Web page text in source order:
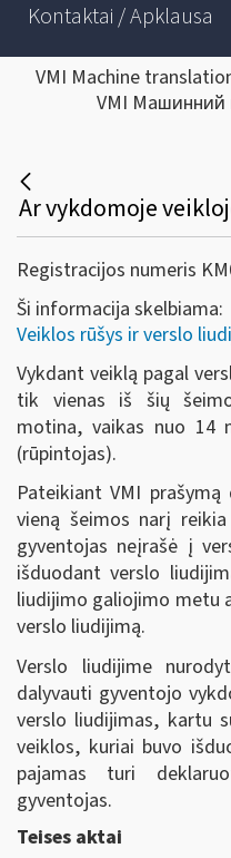
Kontaktai / Apklausa
VMI Machine
VMI Машинний
Registracijos numeris
Ši informacija skelbiama:
Veiklos rūšys ir verslo
Vykdant veiklą pagal
tik vienas iš šių
motina, vaikas nuo 14
(rūpintojas).
Pateikiant VMI
vieną šeimos narį
gyventojas neįrašė į
išduodant verslo
liudijimo galiojimo metu
verslo liudijimą.
Verslo liudijime
dalyvauti gyventojo
verslo liudijimas, kartu
veiklos, kuriai buvo
pajamas turi
gyventojas.
Teises aktai